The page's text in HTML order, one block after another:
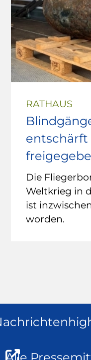
RATHAUS
entschärft
Die
Weltkrieg in
ist
worden.